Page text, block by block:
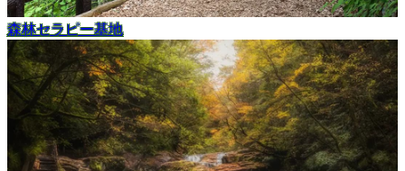
森林セラピー基地